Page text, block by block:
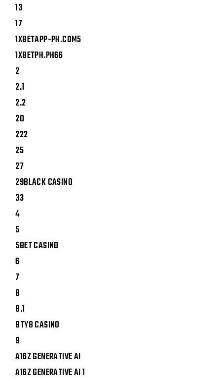
13
17
1XBETAPP-PH.COM5
1XBETPH.PH66
2
2.1
2.2
20
222
25
27
29BLACK CASINO
33
4
5
5BET CASINO
6
7
8
8.1
8TY8 CASINO
9
A16Z GENERATIVE AI
A16Z GENERATIVE AI 1